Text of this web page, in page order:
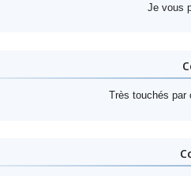
Je vous
Très touchés par